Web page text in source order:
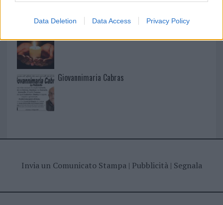
Data Deletion Data Access Privacy Policy
Giovannimaria Cabras
Invia un Comunicato Stampa| Pubblicità| Segnala